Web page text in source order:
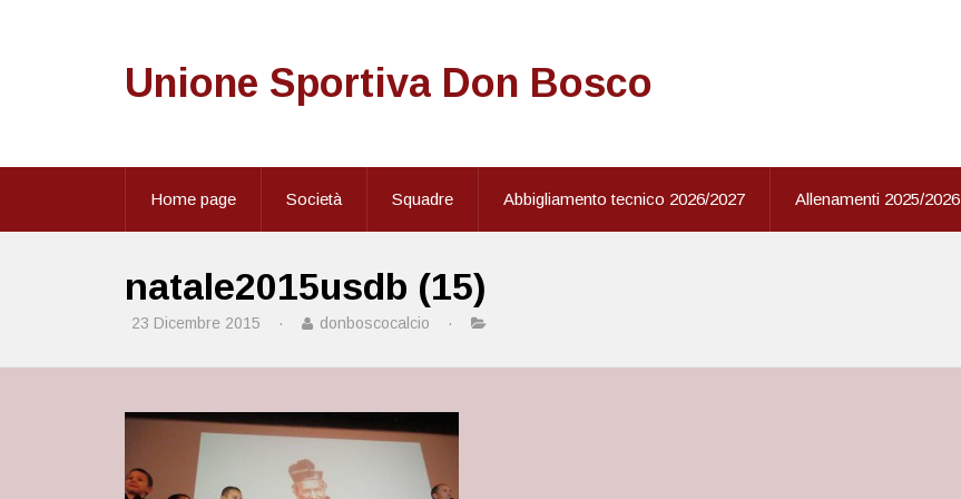
Unione Sportiva Don Bosco
Home page Società Squadre Abbigliamento tecnico 2026/2027 Allenamenti 2025/2026
natale2015usdb (15)
23 Dicembre 2015 · donboscocalcio ·